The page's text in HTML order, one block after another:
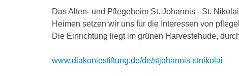
Das Alten- und Pflegeheim St. Johannis - St.
Heimen setzen wir uns für die Interessen von
Die Einrichtung liegt im grünen Harvestehude,
www.diakoniestiftung.de/de/stjohannis-stnikolai